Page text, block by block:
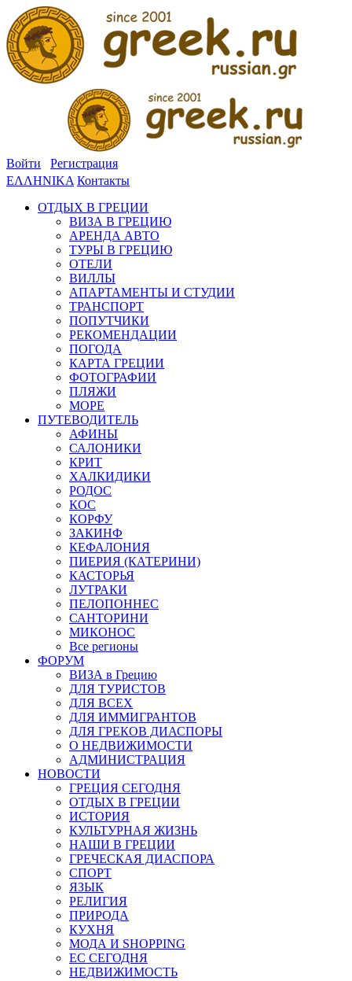
Войти
Регистрация
ΕΛΛΗΝΙΚΑ Контакты
ОТДЫХ В ГРЕЦИИ
ВИЗА В ГРЕЦИЮ
АРЕНДА АВТО
ТУРЫ В ГРЕЦИЮ
ОТЕЛИ
ВИЛЛЫ
АПАРТАМЕНТЫ И СТУДИИ
ТРАНСПОРТ
ПОПУТЧИКИ
РЕКОМЕНДАЦИИ
ПОГОДА
КАРТА ГРЕЦИИ
ФОТОГРАФИИ
ПЛЯЖИ
МОРЕ
ПУТЕВОДИТЕЛЬ
АФИНЫ
САЛОНИКИ
КРИТ
ХАЛКИДИКИ
РОДОС
КОС
КОРФУ
ЗАКИНФ
КЕФАЛОНИЯ
ПИЕРИЯ (КАТЕРИНИ)
КАСТОРЬЯ
ЛУТРАКИ
ПЕЛОПОННЕС
САНТОРИНИ
МИКОНОС
Все регионы
ФОРУМ
ВИЗА в Грецию
ДЛЯ ТУРИСТОВ
ДЛЯ ВСЕХ
ДЛЯ ИММИГРАНТОВ
ДЛЯ ГРЕКОВ ДИАСПОРЫ
О НЕДВИЖИМОСТИ
АДМИНИСТРАЦИЯ
НОВОСТИ
ГРЕЦИЯ СЕГОДНЯ
ОТДЫХ В ГРЕЦИИ
ИСТОРИЯ
КУЛЬТУРНАЯ ЖИЗНЬ
НАШИ В ГРЕЦИИ
ГРЕЧЕСКАЯ ДИАСПОРА
СПОРТ
ЯЗЫК
РЕЛИГИЯ
ПРИРОДА
КУХНЯ
МОДА И SHOPPING
ЕС СЕГОДНЯ
НЕДВИЖИМОСТЬ